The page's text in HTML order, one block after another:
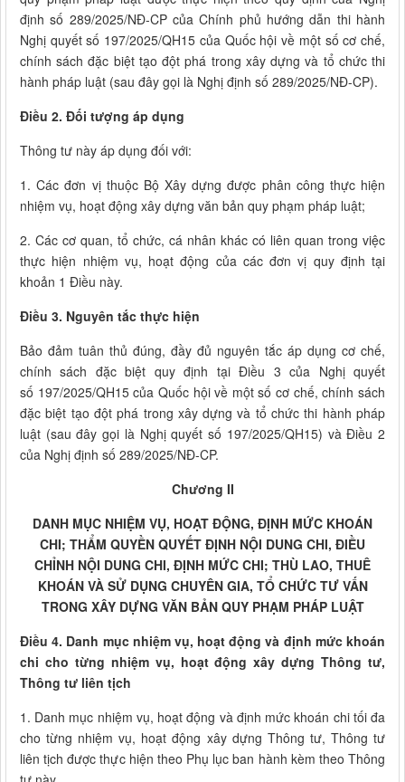
định số 289/2025/NĐ-CP của Chính phủ hướng dẫn thi hành
Nghị quyết số 197/2025/QH15 của Quốc hội về một số cơ chế,
chính sách đặc biệt tạo đột phá trong xây dựng và tổ chức thi
hành pháp luật (sau đây gọi là Nghị định số 289/2025/NĐ-CP).
Điều 2. Đối tượng áp dụng
Thông tư này áp dụng đối với:
1. Các đơn vị thuộc Bộ Xây dựng được phân công thực hiện
nhiệm vụ, hoạt động xây dựng văn bản quy phạm pháp luật;
2. Các cơ quan, tổ chức, cá nhân khác có liên quan trong việc
thực hiện nhiệm vụ, hoạt động của các đơn vị quy định tại
khoản 1 Điều này.
Điều 3. Nguyên tắc thực hiện
Bảo đảm tuân thủ đúng, đầy đủ nguyên tắc áp dụng cơ chế,
chính sách đặc biệt quy định tại Điều 3 của Nghị quyết
số 197/2025/QH15 của Quốc hội về một số cơ chế, chính sách
đặc biệt tạo đột phá trong xây dựng và tổ chức thi hành pháp
luật (sau đây gọi là Nghị quyết số 197/2025/QH15) và Điều 2
của Nghị định số 289/2025/NĐ-CP.
Chương II
DANH MỤC NHIỆM VỤ, HOẠT ĐỘNG, ĐỊNH MỨC KHOÁN
CHI; THẨM QUYỀN QUYẾT ĐỊNH NỘI DUNG CHI, ĐIỀU
CHỈNH NỘI DUNG CHI, ĐỊNH MỨC CHI; THÙ LAO, THUÊ
KHOÁN VÀ SỬ DỤNG CHUYÊN GIA, TỔ CHỨC TƯ VẤN
TRONG XÂY DỰNG VĂN BẢN QUY PHẠM PHÁP LUẬT
Điều 4. Danh mục nhiệm vụ, hoạt động và định mức khoán
chi cho từng nhiệm vụ, hoạt động xây dựng Thông tư,
Thông tư liên tịch
1. Danh mục nhiệm vụ, hoạt động và định mức khoán chi tối đa
cho từng nhiệm vụ, hoạt động xây dựng Thông tư, Thông tư
liên tịch được thực hiện theo Phụ lục ban hành kèm theo Thông